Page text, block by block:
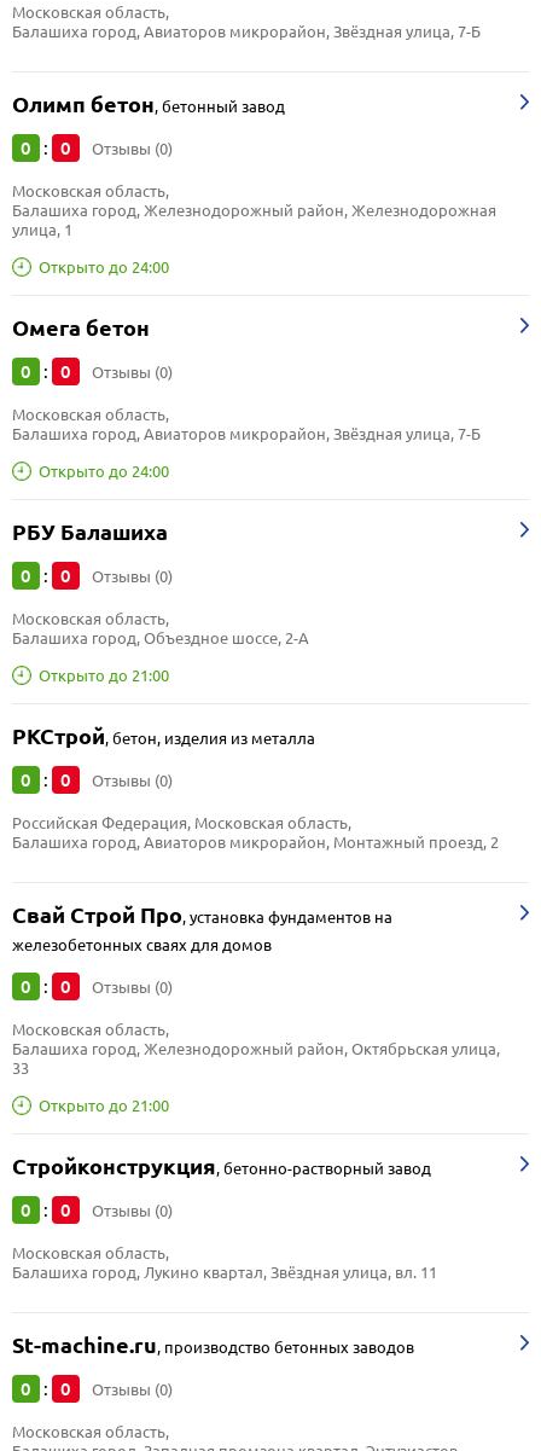
Московская область,
Балашиха город, Авиаторов микрорайон, Звёздная улица, 7-Б
Олимп бетон,бетонный завод
0 : 0 Отзывы (0)
Открыто до 24:00
Московская область,
Балашиха город, Железнодорожный район, Железнодорожная
улица, 1
Омега бетон
0 : 0 Отзывы (0)
Открыто до 24:00
Московская область,
Балашиха город, Авиаторов микрорайон, Звёздная улица, 7-Б
РБУ Балашиха
0 : 0 Отзывы (0)
Открыто до 21:00
Московская область,
Балашиха город, Объездное шоссе, 2-А
РКСтрой,бетон, изделия из металла
0 : 0 Отзывы (0)
Российская Федерация, Московская область,
Балашиха город, Авиаторов микрорайон, Монтажный проезд, 2
Свай Строй Про,установка фундаментов на
железобетонных сваях для домов
0 : 0 Отзывы (0)
Открыто до 21:00
Московская область,
Балашиха город, Железнодорожный район, Октябрьская улица,
33
Стройконструкция,бетонно-растворный завод
0 : 0 Отзывы (0)
Московская область,
Балашиха город, Лукино квартал, Звёздная улица, вл. 11
St-machine.ru, производство бетонных заводов
0 : 0 Отзывы (0)
Московская область,